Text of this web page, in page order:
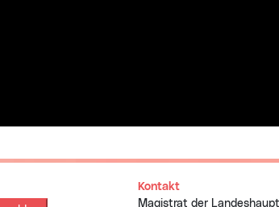
Kontakt
Magistrat der